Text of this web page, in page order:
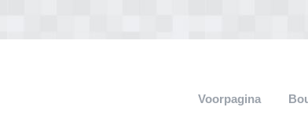
Voorpagina